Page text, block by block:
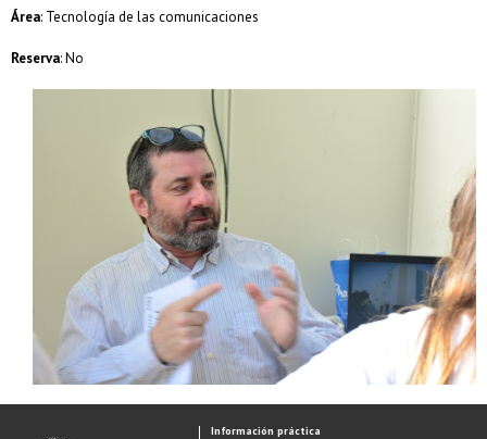
Área: Tecnología de las comunicaciones
Reserva: No
Información práctica